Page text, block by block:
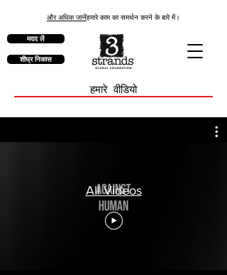
और अधिक जानेंहमारे काम का समर्थन करने के बारे में।
मदद लें
शीघ्र निकास
हमारे वीडियो
All Videos